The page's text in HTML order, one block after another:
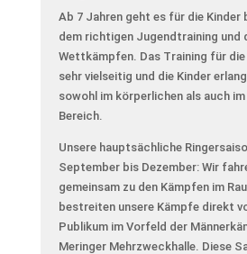
Ab 7 Jahren geht es für die Kinder
dem richtigen Jugendtraining und
Wettkämpfen. Das Training für
sehr vielseitig und die Kinder
sowohl im körperlichen als auch
Bereich.
Unsere hauptsächliche
September bis Dezember: Wir
gemeinsam zu den Kämpfen im
bestreiten unsere Kämpfe direkt
Publikum im Vorfeld der
Meringer Mehrzweckhalle. Diese